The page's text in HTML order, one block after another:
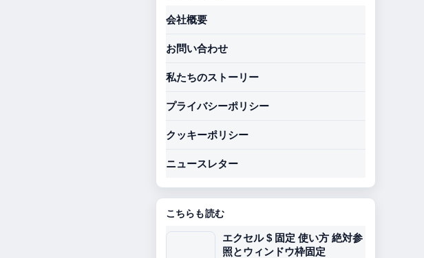
会社概要
お問い合わせ
私たちのストーリー
プライバシーポリシー
クッキーポリシー
ニュースレター
こちらも読む
エクセル $ 固定 使い方 絶対参
照とウィンドウ枠固定